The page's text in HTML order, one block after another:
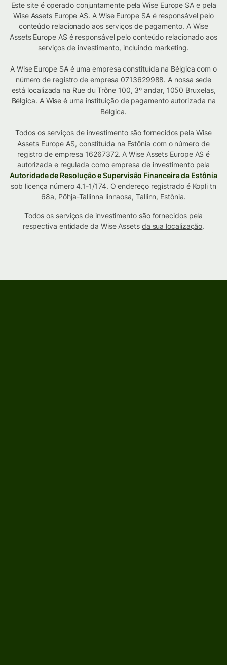
Este site é operado conjuntamente pela Wise Europe SA e pela
Wise Assets Europe AS. A Wise Europe SA é responsável pelo
conteúdo relacionado aos serviços de pagamento. A Wise
Assets Europe AS é responsável pelo conteúdo relacionado aos
serviços de investimento, incluindo marketing.
A Wise Europe SA é uma empresa constituída na Bélgica com o
número de registro de empresa 0713629988. A nossa sede
está localizada na Rue du Trône 100, 3º andar, 1050 Bruxelas,
Bélgica. A Wise é uma instituição de pagamento autorizada na
Bélgica.
Todos os serviços de investimento são fornecidos pela Wise
Assets Europe AS, constituída na Estônia com o número de
registro de empresa 16267372. A Wise Assets Europe AS é
autorizada e regulada como empresa de investimento pela
Autoridade de Resolução e Supervisão Financeira da Estônia
sob licença número 4.1-1/174. O endereço registrado é Kopli tn
68a, Põhja-Tallinna linnaosa, Tallinn, Estônia.
Todos os serviços de investimento são fornecidos pela
respectiva entidade da Wise Assets da sua localização.